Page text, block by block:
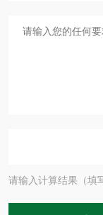
请输入计算结果（填